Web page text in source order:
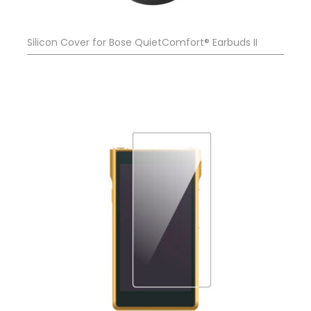
Silicon Cover for Bose QuietComfort® Earbuds II